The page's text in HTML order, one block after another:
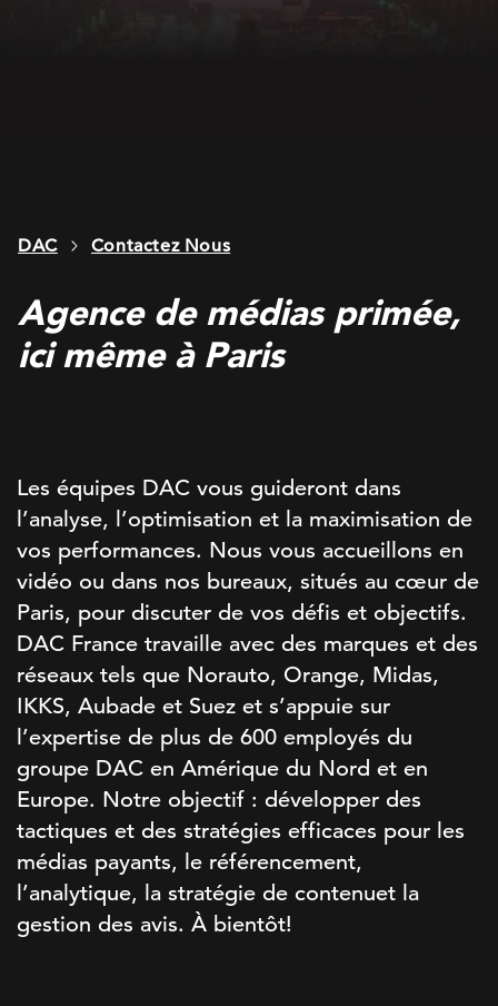
DAC Contactez Nous
Agence de médias primée,
ici même à Paris
Les équipes DAC vous guideront dans
l’analyse, l’optimisation et la maximisation de
vos performances. Nous vous accueillons en
vidéo ou dans nos bureaux, situés au cœur de
Paris, pour discuter de vos défis et objectifs.
DAC France travaille avec des marques et des
réseaux tels que Norauto, Orange, Midas,
IKKS, Aubade et Suez et s’appuie sur
l’expertise de plus de 600 employés du
groupe DAC en Amérique du Nord et en
Europe. Notre objectif : développer des
tactiques et des stratégies efficaces pour les
médias payants, le référencement,
l’analytique, la stratégie de contenuet la
gestion des avis. À bientôt!